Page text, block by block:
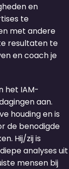
en
te
met andere
resultaten te
en coach je
het IAM-
aan.
houding en is
de benodigde
Hij/zij is
analyses uit
mensen bij